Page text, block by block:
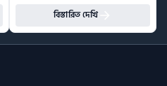
বিস্তারিত দেখি